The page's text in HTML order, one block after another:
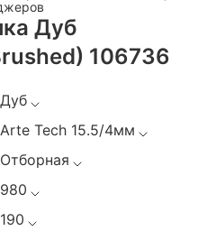
Дуб
106736
Дуб
Arte Tech 15.5/4мм
Отборная
980
190